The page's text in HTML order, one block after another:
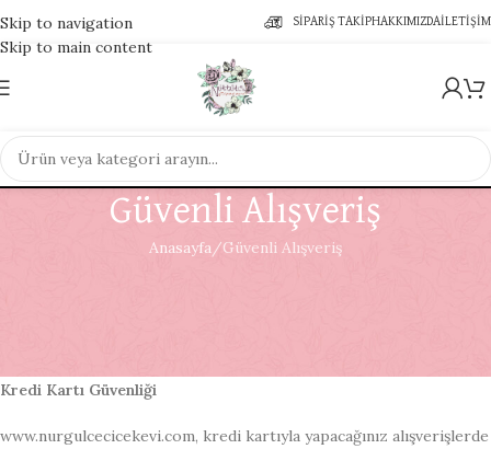
Skip to navigation
Skip to main content
SIPARIŞ TAKIPHAKKIMIZDAİLETIŞIM
Güvenli Alışveriş
Anasayfa
Güvenli Alışveriş
Kredi Kartı Güvenliği
www.nurgulcecicekevi.com, kredi kartıyla yapacağınız alışverişlerde